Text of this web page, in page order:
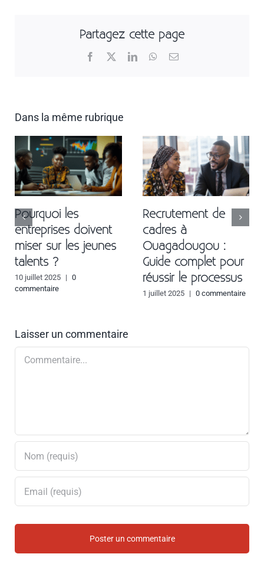
Partagez cette page
Facebook LinkedInWhatsApp
Email
Dans la même rubrique
Pourquoi les
entreprises doivent
miser sur les jeunes
talents ?
10 juillet 2025 | 0
commentaire
Recrutement de
cadres à
Ouagadougou :
Guide complet pour
réussir le processus
1 juillet 2025 | 0 commentaire
Laisser un commentaire
Commentaire